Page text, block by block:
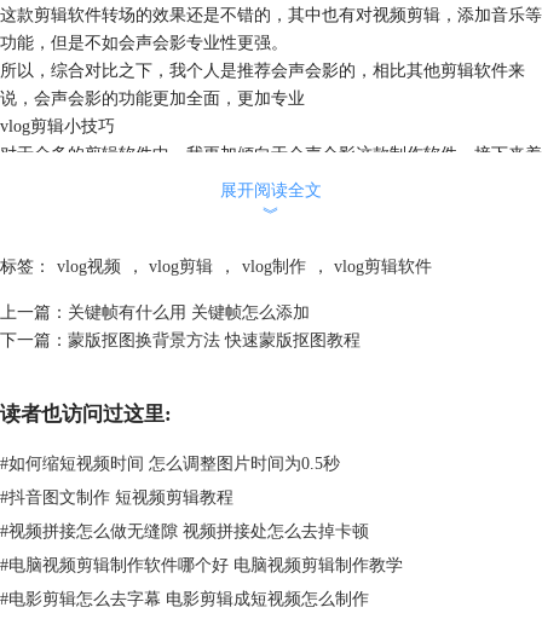
这款剪辑软件转场的效果还是不错的，其中也有对视频剪辑，添加音乐等
功能，但是不如会声会影专业性更强。
所以，综合对比之下，我个人是推荐会声会影的，相比其他剪辑软件来
说，会声会影的功能更加全面，更加专业
vlog剪辑小技巧
对于众多的剪辑软件中，我更加倾向于会声会影这款制作软件，接下来着
重介绍一下在会声会影中vlog的剪辑小技巧：
滤镜选项卡，在会声会影中提供了很多滤镜，根据视频实际情况选择适合
载的滤镜导入软件中
图1添加滤镜
若在拍摄中若是拿着相机拍摄一整天肯定是十分劳累的，那么就可以只拍
日出、黄昏、日落等具有代表性的场景。
根据故事的情景添加不同的滤镜，此外，不同的滤镜还可以相互叠加，也
展开阅读全文
︾
标签： vlog视频 ， vlog剪辑 ， vlog制作 ， vlog剪辑软件
上一篇： 关键帧有什么用 关键帧怎么添加
下一篇： 蒙版抠图换背景方法 快速蒙版抠图教程
读者也访问过这里:
#如何缩短视频时间 怎么调整图片时间为0.5秒
#抖音图文制作 短视频剪辑教程
#视频拼接怎么做无缝隙 视频拼接处怎么去掉卡顿
#电脑视频剪辑制作软件哪个好 电脑视频剪辑制作教学
#电影剪辑怎么去字幕 电影剪辑成短视频怎么制作